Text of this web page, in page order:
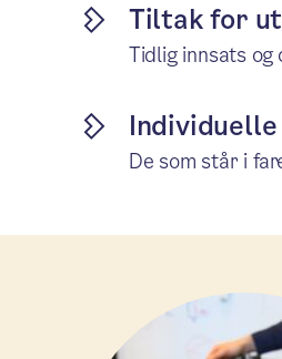
Tiltak for
Tidlig innsats og
De som står i